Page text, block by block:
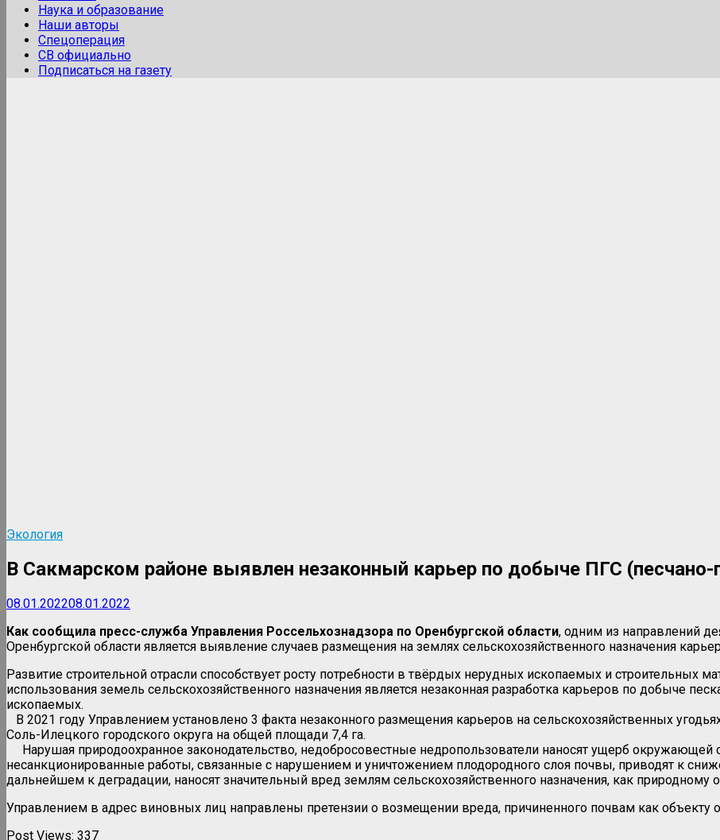
Наука и образование
Наши авторы
Спецоперация
СВ официально
Подписаться на газету
Экология
В Сакмарском районе выявлен незаконный карьер по добыче ПГС (песчано-
08.01.202208.01.2022
Как сообщила пресс-служба Управления Россельхознадзора по Оренбургской области, одним из направлений
Оренбургской области является выявление случаев размещения на землях сельскохозяйственного назначения
Развитие строительной отрасли способствует росту потребности в твёрдых нерудных ископаемых и строительных
использования земель сельскохозяйственного назначения является незаконная разработка карьеров по добыче
ископаемых.
В 2021 году Управлением установлено 3 факта незаконного размещения карьеров на сельскохозяйственных
Соль-Илецкого городского округа на общей площади 7,4 га.
Нарушая природоохранное законодательство, недобросовестные недропользователи наносят ущерб окружающей
несанкционированные работы, связанные с нарушением и уничтожением плодородного слоя почвы, приводят к
дальнейшем к деградации, наносят значительный вред землям сельскохозяйственного назначения, как природному
Управлением в адрес виновных лиц направлены претензии о возмещении вреда, причиненного почвам как
Post Views: 337